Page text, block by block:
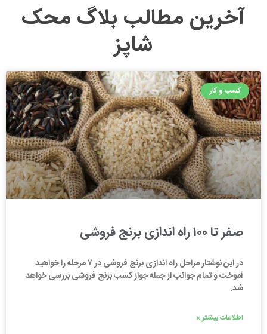
آخرین مطالب بلاگ محک
شاپز
کسب و کار
صفر تا ۱۰۰ راه اندازی برنج فروشی
در این نوشتار مراحل راه اندازی برنج فروشی در ۷ مرحله را خواهید
آموخت و تمام جوانب از جمله جواز کسب برنج فروشی بررسی خواهد
شد.
اطلاعات بیشتر »